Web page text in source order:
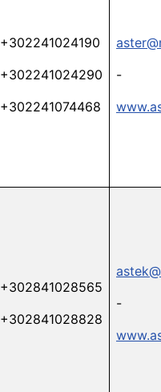
+302241024190
+302241024290
+302241074468
-
+302841028565
+302841028828
-